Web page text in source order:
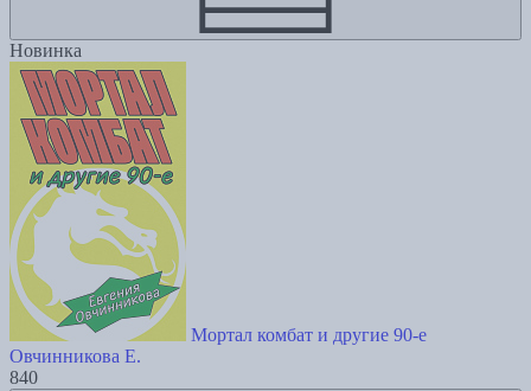
Новинка
Мортал комбат и другие 90-е
Овчинникова Е.
840